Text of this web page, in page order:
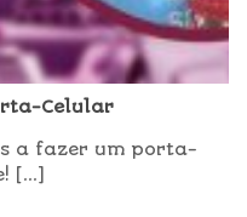
Celular
a fazer um porta-
[...]